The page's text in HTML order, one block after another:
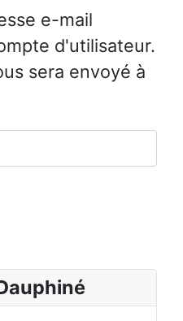
e-mail
d'utilisateur.
sera envoyé à